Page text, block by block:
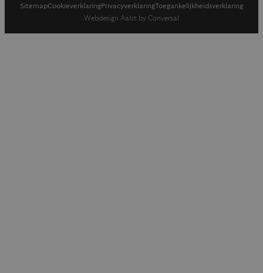
SitemapCookieverklaringPrivacyverklaringToegankelijkheidsverklaring
Webdesign Aalst by Conversal